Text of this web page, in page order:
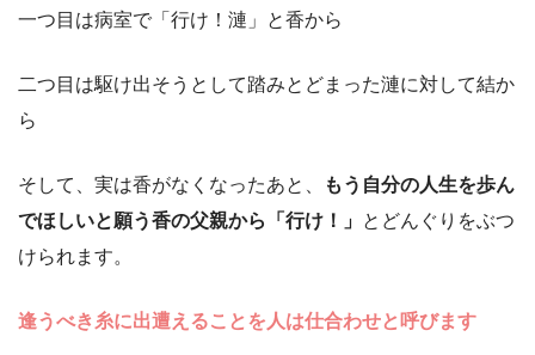
一つ目は病室で「行け！漣」と香から
二つ目は駆け出そうとして踏みとどまった漣に対して結か
ら
そして、実は香がなくなったあと、
もう自分の人生を歩ん
でほしいと願う香の父親から「行け！」 とどんぐりをぶつ
けられます。
逢うべき糸に出遭えることを人は仕合わせと呼びます